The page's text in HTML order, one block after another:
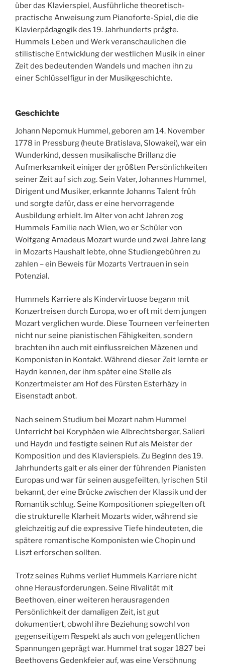
über das Klavierspiel, Ausführliche theoretisch-
practische Anweisung zum Pianoforte-Spiel, die die
Klavierpädagogik des 19. Jahrhunderts prägte.
Hummels Leben und Werk veranschaulichen die
stilistische Entwicklung der westlichen Musik in einer
Zeit des bedeutenden Wandels und machen ihn zu
einer Schlüsselfigur in der Musikgeschichte.
Geschichte
Johann Nepomuk Hummel, geboren am 14. November
1778 in Pressburg (heute Bratislava, Slowakei), war ein
Wunderkind, dessen musikalische Brillanz die
Aufmerksamkeit einiger der größten Persönlichkeiten
seiner Zeit auf sich zog. Sein Vater, Johannes Hummel,
Dirigent und Musiker, erkannte Johanns Talent früh
und sorgte dafür, dass er eine hervorragende
Ausbildung erhielt. Im Alter von acht Jahren zog
Hummels Familie nach Wien, wo er Schüler von
Wolfgang Amadeus Mozart wurde und zwei Jahre lang
in Mozarts Haushalt lebte, ohne Studiengebühren zu
zahlen – ein Beweis für Mozarts Vertrauen in sein
Potenzial.
Hummels Karriere als Kindervirtuose begann mit
Konzertreisen durch Europa, wo er oft mit dem jungen
Mozart verglichen wurde. Diese Tourneen verfeinerten
nicht nur seine pianistischen Fähigkeiten, sondern
brachten ihn auch mit einflussreichen Mäzenen und
Komponisten in Kontakt. Während dieser Zeit lernte er
Haydn kennen, der ihm später eine Stelle als
Konzertmeister am Hof des Fürsten Esterházy in
Eisenstadt anbot.
Nach seinem Studium bei Mozart nahm Hummel
Unterricht bei Koryphäen wie Albrechtsberger, Salieri
und Haydn und festigte seinen Ruf als Meister der
Komposition und des Klavierspiels. Zu Beginn des 19.
Jahrhunderts galt er als einer der führenden Pianisten
Europas und war für seinen ausgefeilten, lyrischen Stil
bekannt, der eine Brücke zwischen der Klassik und der
Romantik schlug. Seine Kompositionen spiegelten oft
die strukturelle Klarheit Mozarts wider, während sie
gleichzeitig auf die expressive Tiefe hindeuteten, die
spätere romantische Komponisten wie Chopin und
Liszt erforschen sollten.
Trotz seines Ruhms verlief Hummels Karriere nicht
ohne Herausforderungen. Seine Rivalität mit
Beethoven, einer weiteren herausragenden
Persönlichkeit der damaligen Zeit, ist gut
dokumentiert, obwohl ihre Beziehung sowohl von
gegenseitigem Respekt als auch von gelegentlichen
Spannungen geprägt war. Hummel trat sogar 1827 bei
Beethovens Gedenkfeier auf, was eine Versöhnung